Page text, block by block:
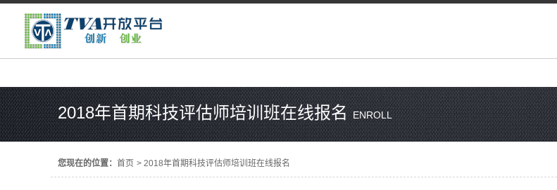
2018年首期科技评估师培训班在线报名ENROLL
您现在的位置： 首页 > 2018年首期科技评估师培训班在线报名